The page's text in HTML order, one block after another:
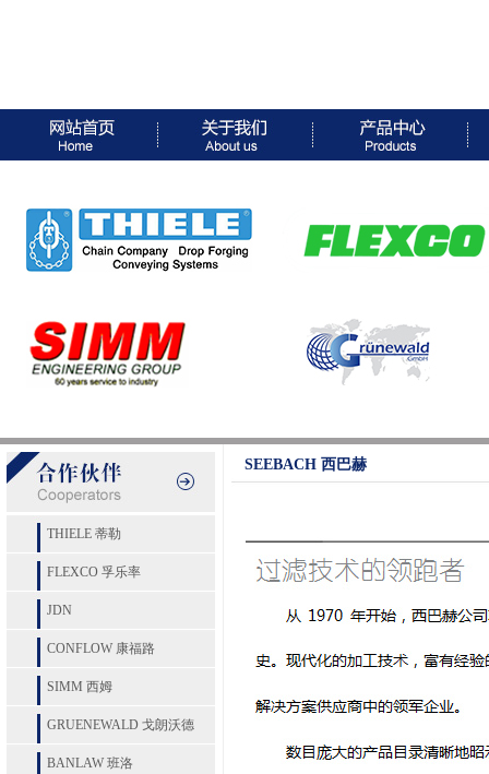
THIELE 蒂勒
FLEXCO 孚乐率
JDN
CONFLOW 康福路
SIMM 西姆
GRUENEWALD 戈朗沃德
BANLAW 班洛
SEEBACH 西巴赫